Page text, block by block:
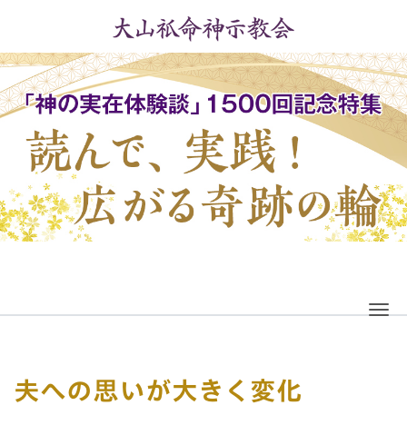
夫への思いが大きく変化